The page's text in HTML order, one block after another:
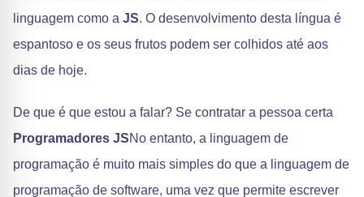
linguagem como a JS. O desenvolvimento desta língua é
espantoso e os seus frutos podem ser colhidos até aos
dias de hoje.
De que é que estou a falar? Se contratar a pessoa certa
Programadores JSNo entanto, a linguagem de
programação é muito mais simples do que a linguagem de
programação de software, uma vez que permite escrever